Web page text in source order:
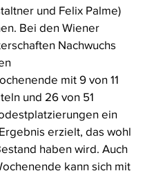
und Felix Palme)
Bei den Wiener
Nachwuchs
mit 9 von 11
und 26 von 51
ein
erzielt, das wohl
haben wird. Auch
kann sich mit